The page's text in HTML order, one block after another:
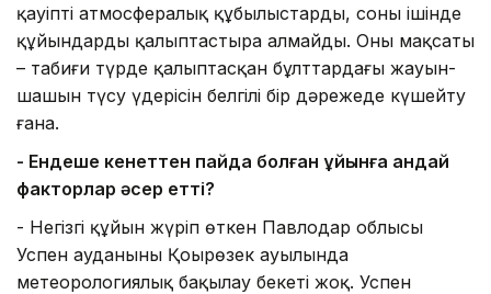
қауіпті атмосфералық құбылыстарды, соның ішінде
құйындарды қалыптастыра алмайды. Оның мақсаты
– табиғи түрде қалыптасқан бұлттардағы жауын-
шашын түсу үдерісін белгілі бір дәрежеде күшейту
ғана.
- Ендеше кенеттен пайда болған құйынға қандай
факторлар әсер етті?
- Негізгі құйын жүріп өткен Павлодар облысы
Успен ауданының Қоңырөзек ауылында
метеорологиялық бақылау бекеті жоқ. Успен